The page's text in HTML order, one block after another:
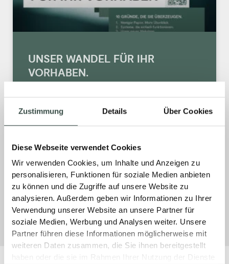
Zustimmung Details Über Cookies
Diese Webseite verwendet Cookies
Wir verwenden Cookies, um Inhalte und Anzeigen zu
personalisieren, Funktionen für soziale Medien anbieten
zu können und die Zugriffe auf unsere Website zu
analysieren. Außerdem geben wir Informationen zu Ihrer
Verwendung unserer Website an unsere Partner für
soziale Medien, Werbung und Analysen weiter. Unsere
Partner führen diese Informationen möglicherweise mit
weiteren Daten zusammen, die Sie ihnen bereitgestellt
haben oder die sie im Rahmen Ihrer Nutzung der Dienste
UNSER WANDEL FÜR IHR
VORHABEN.
120 Jahre BACH – das ist Erfahrung,
Verlässlichkeit und Partnerschaft auf
Augenhöhe. Und genau dieses besondere
einen großen Schritt nach vorn zu gehen.
MEHR »
28. Januar 2026 Keine Kommentare